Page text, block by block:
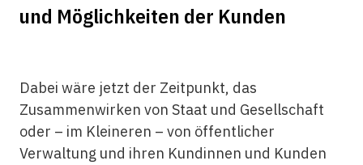
und Möglichkeiten der Kunden
Dabei wäre jetzt der Zeitpunkt, das
Zusammenwirken von Staat und Gesellschaft
oder – im Kleineren – von öffentlicher
Verwaltung und ihren Kundinnen und Kunden